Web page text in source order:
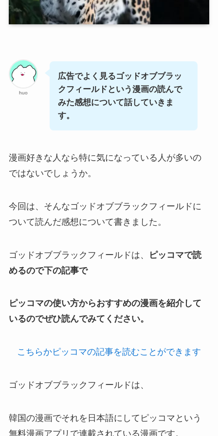
huo
広告でよく見るゴッドオブブラッ
クフィールドという漫画の読んで
みた感想について話していきま
す。
漫画好きな人なら特に気になっている人が多いの
ではないでしょうか。
今回は、そんなゴッドオブブラックフィールドに
ついて読んだ感想について書きました。
ゴッドオブブラックフィールドは、
ピッコマで読
めるので下の記事で
ピッコマの使い方からおすすめの漫画を紹介して
いるのでぜひ読んでみてください。
こちらかピッコマの記事を読むことができます
ゴッドオブブラックフィールドは、
韓国の漫画でそれを日本語にしてピッコマという
無料漫画アプリで連載されている漫画です。